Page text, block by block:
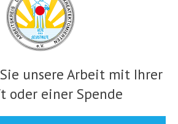
unsere Arbeit mit Ihrer
oder einer Spende